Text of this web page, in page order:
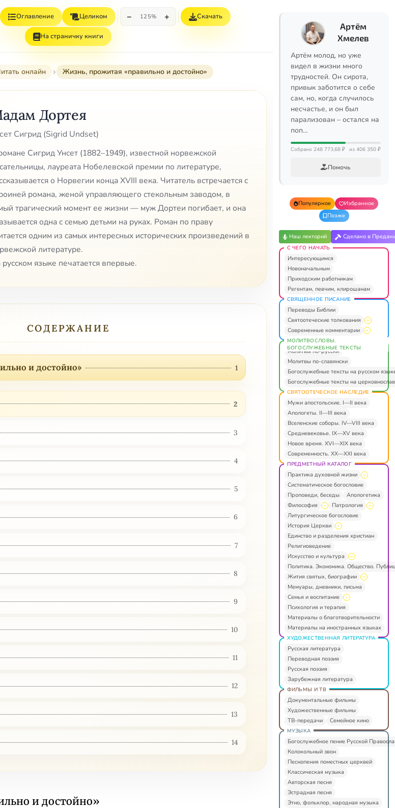
Оглавление Целиком − 125% + Скачать
На страничку книги
онлайн Жизнь, прожитая «правильно и достойно»
Дортея
Сигрид (Sigrid Undset)
Сигрид Унсет (1882–1949), известной норвежской
лауреата Нобелевской премии по литературе,
о Норвегии конца XVIII века. Читатель встречается с
романа, женой управляющего стекольным заводом, в
трагический момент ее жизни — муж Дортеи погибает, и она
одна с семью детьми на руках. Роман по праву
одним из самых интересных исторических произведений в
литературе.
языке печатается впервые.
СОДЕРЖАНИЕ
и достойно» 1
2
3
4
5
6
7
8
9
10
11
12
13
14
и достойно»
Артём
Хмелев
Артём молод, но уже
видел в жизни много
трудностей. Он сирота,
привык заботится о себе
сам, но, когда случилось
несчастье, и он был
парализован – остался на
поп…
Собрано 248 773,68 ₽ из 406 350 ₽
Помочь
Популярное
Избранное
Позже
Наш лекторий Сделано в
С ЧЕГО НАЧАТЬ
Интересующимся
Новоначальным
Приходским работникам
Регентам, певчим, клирошанам
СВЯЩЕННОЕ ПИСАНИЕ
Переводы Библии
Святоотеческие толкования
Современные комментарии
МОЛИТВОСЛОВЫ.
БОГОСЛУЖЕБНЫЕ ТЕКСТЫ
Молитвы по-русски
Молитвы по-славянски
Богослужебные тексты на русском
Богослужебные тексты на
СВЯТООТЕЧЕСКОЕ НАСЛЕДИЕ
Мужи апостольские. I—II века
Апологеты. II—III века
Вселенские соборы. IV—VIII века
Средневековье. IX—XV века
Новое время. XVI—XIX века
Современность. XX—XXI века
ПРЕДМЕТНЫЙ КАТАЛОГ
Практика духовной жизни
Систематическое богословие
Проповеди, беседы
Апологетика
Философия
Патрология
Литургическое богословие
История Церкви
Единство и разделения христиан
Религиоведение
Искусство и культура
Политика. Экономика. Общество.
Жития святых, биографии
Мемуары, дневники, письма
Семья и воспитание
Психология и терапия
Материалы о благотворительности
Материалы на иностранных языках
ХУДОЖЕСТВЕННАЯ ЛИТЕРАТУРА
Русская литература
Переводная поэзия
Русская поэзия
Зарубежная литература
ФИЛЬМЫ И ТВ
Документальные фильмы
Художественные фильмы
ТВ-передачи
Семейное кино
МУЗЫКА
Богослужебное пение Русской
Колокольный звон
Песнопения поместных церквей
Классическая музыка
Авторская песня
Эстрадная песня
Этно, фольклор, народная музыка